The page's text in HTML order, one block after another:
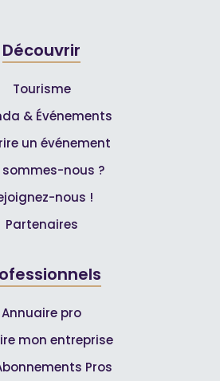
Découvrir
Tourisme
& Événements
un événement
sommes-nous ?
nous !
Partenaires
Annuaire pro
mon entreprise
Pros